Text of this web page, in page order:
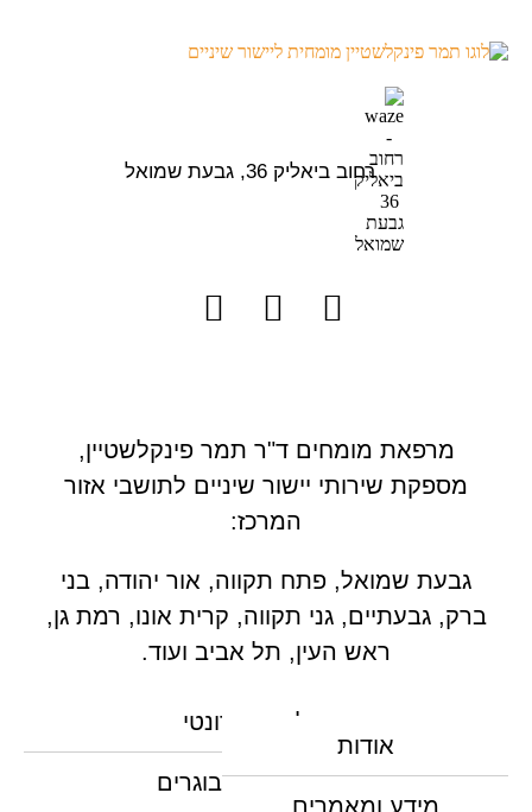
רחוב ביאליק 36, גבעת שמואל
מרפאת מומחים ד"ר תמר פינקלשטיין,
מספקת שירותי יישור שיניים לתושבי אזור
המרכז:
גבעת שמואל, פתח תקווה, אור יהודה, בני
ברק, גבעתיים, גני תקווה, קרית אונו, רמת גן,
ראש העין, תל אביב ועוד.
טיפול אורתודונטי
יישור שיניים למבוגרים
אודות
מידע ומאמרים